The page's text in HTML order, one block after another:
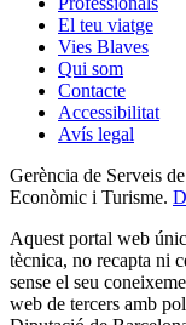
El teu viatge
Vies Blaves
Qui som
Contacte
Accessibilitat
Avís legal
Gerència de Serveis
Econòmic i Turisme.
Aquest portal web
tècnica, no recapta ni
sense el seu
web de tercers amb